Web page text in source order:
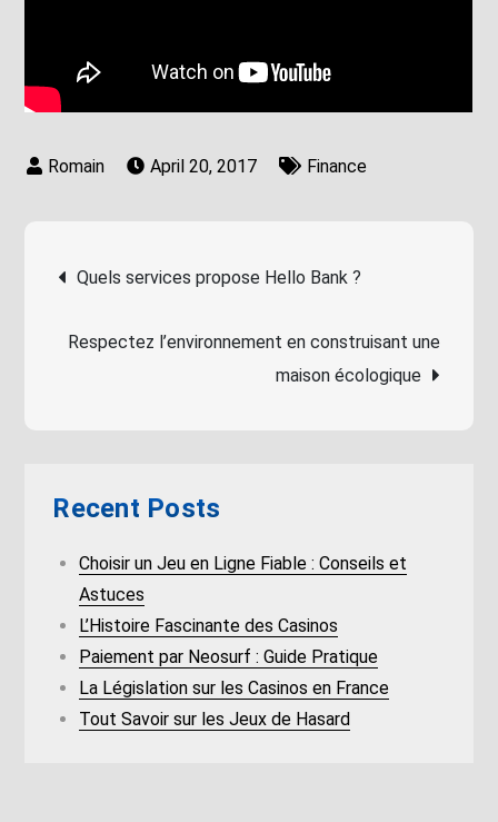
April 20, 2017 Finance
Post
navigation
Quels services propose Hello Bank ?
Respectez l’environnement en construisant une
maison écologique
Recent Posts
Choisir un Jeu en Ligne Fiable : Conseils et
Astuces
L’Histoire Fascinante des Casinos
Paiement par Neosurf : Guide Pratique
La Législation sur les Casinos en France
Tout Savoir sur les Jeux de Hasard